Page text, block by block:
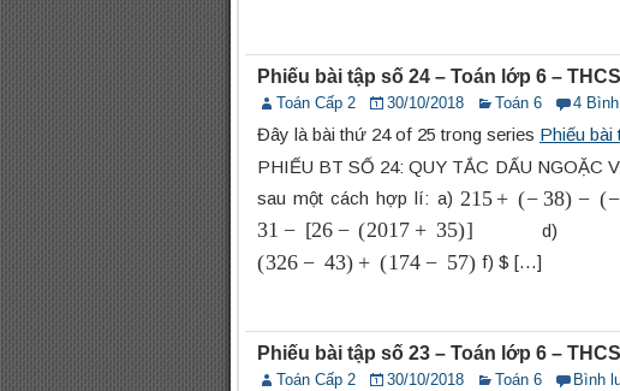
Phiếu bài tập số 24 – Toán lớp 6 –
Toán Cấp 2 30/10/2018 Toán 6 4
Đây là bài thứ 24 of 25 trong series Phiếu bài
PHIẾU BT SỐ 24: QUY TẮC DẤU NGOẶC
sau một cách hợp lí: a) 215 − 38)− 58
31 26− 2017+35 ] d)
(326 43)+ 174 − 57 f) $ […]
Phiếu bài tập số 23 – Toán lớp 6 –
Toán Cấp 2 30/10/2018 Toán 6 Bình